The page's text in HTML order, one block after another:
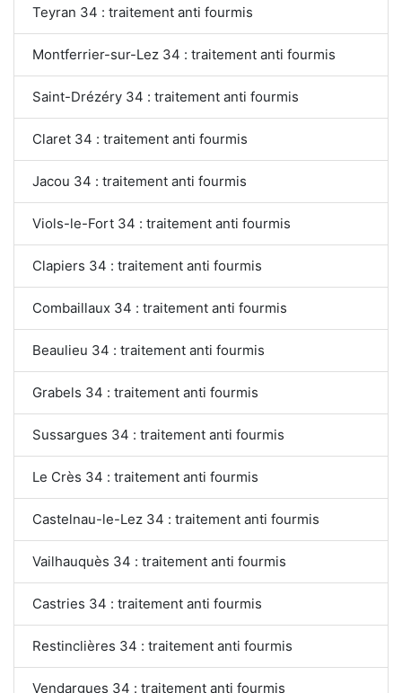
Teyran 34 : traitement anti fourmis
Montferrier-sur-Lez 34 : traitement anti fourmis
Saint-Drézéry 34 : traitement anti fourmis
Claret 34 : traitement anti fourmis
Jacou 34 : traitement anti fourmis
Viols-le-Fort 34 : traitement anti fourmis
Clapiers 34 : traitement anti fourmis
Combaillaux 34 : traitement anti fourmis
Beaulieu 34 : traitement anti fourmis
Grabels 34 : traitement anti fourmis
Sussargues 34 : traitement anti fourmis
Le Crès 34 : traitement anti fourmis
Castelnau-le-Lez 34 : traitement anti fourmis
Vailhauquès 34 : traitement anti fourmis
Castries 34 : traitement anti fourmis
Restinclières 34 : traitement anti fourmis
Vendargues 34 : traitement anti fourmis